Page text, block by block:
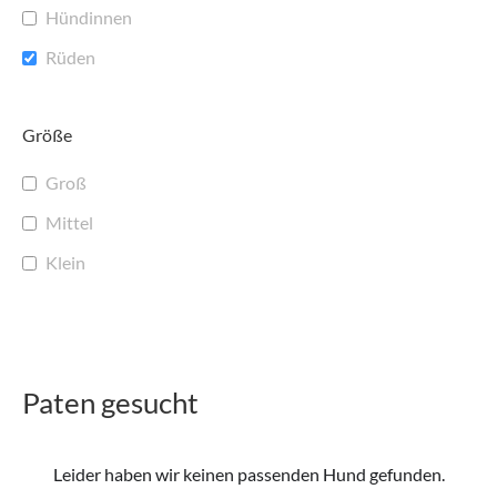
Paten gesucht
Leider haben wir keinen passenden Hund gefunden.
Hündinnen
Rüden
Größe
Groß
Mittel
Klein